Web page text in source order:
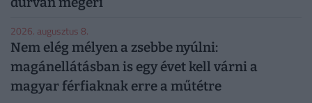
2026. augusztus 8.
Nem elég mélyen a zsebbe nyúlni:
magánellátásban is egy évet kell várni a
magyar férfiaknak erre a műtétre